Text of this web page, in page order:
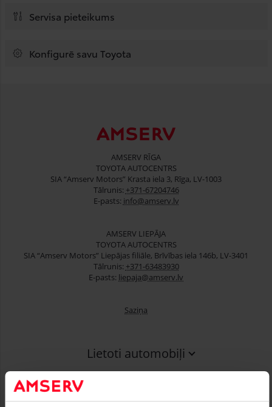
Servisa pieteikums
Konfigurē savu Toyota
AMSERV RĪGA
TOYOTA AUTOCENTRS
SIA “Amserv Motors” Krasta iela 3, Rīga, LV-1003
Tālrunis: +371-67204746
E-pasts: info@amserv.lv
AMSERV LIEPĀJA
TOYOTA AUTOCENTRS
SIA “Amserv Motors” Liepājas filiāle, Brīvības iela 146b, LV-3401
Tālrunis: +371-63483930
E-pasts: liepaja@amserv.lv
Saziņa
Lietoti automobiļi
Serviss